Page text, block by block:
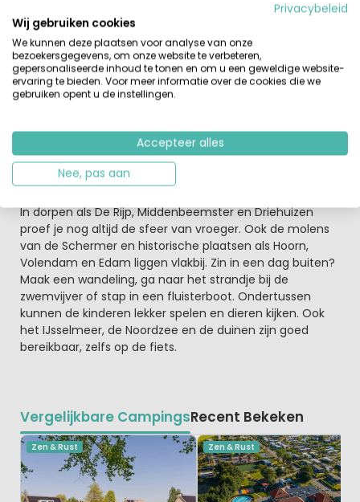
niet mee, dan biedt het
uitkomst en kun je
ook ontspannen inde wellness
in de speeltuin of bij de kinderboerderij, terwijl oudere
kinderen en ouders terechtkunnen opde tennisbaanof
een van de sportvelden. Ook voor een hapje en drankje
zit je goed inhet gezellige restaurant
routes.
Rondom het vakantiepark kijk je uit over het weidse,
In dorpen als De Rijp, Middenbeemster en Driehuizen
proef je nog altijd de sfeer van vroeger. Ook de molens
van de Schermer en historische plaatsen als Hoorn,
Volendam en Edam liggen vlakbij. Zin in een dag buiten?
Maak een wandeling, ga naar het strandje bij de
zwemvijver of stap in een fluisterboot. Ondertussen
kunnen de kinderen lekker spelen en dieren kijken. Ook
het IJsselmeer, de Noordzee en de duinen zijn goed
bereikbaar, zelfs op de fiets.
Vergelijkbare CampingsRecent Bekeken
Zen & Rust Zen & Rust
Privacybeleid
Wij gebruiken cookies
We kunnen deze plaatsen voor analyse van onze
bezoekersgegevens, om onze website te verbeteren,
gepersonaliseerde inhoud te tonen en om u een geweldige website-
ervaring te bieden. Voor meer informatie over de cookies die we
gebruiken opent u de instellingen.
Accepteer alles
Nee, pas aan